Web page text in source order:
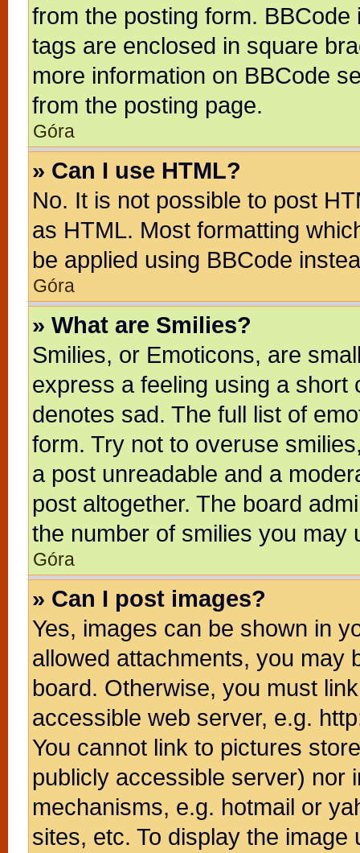
from the posting form.
tags are enclosed in square
more information on BBCode
from the posting page.
Góra
» Can I use HTML?
No. It is not possible to post
as HTML. Most formatting
be applied using BBCode
Góra
» What are Smilies?
Smilies, or Emoticons, are
express a feeling using a short
denotes sad. The full list of
form. Try not to overuse
a post unreadable and a
post altogether. The board
the number of smilies you may
Góra
» Can I post images?
Yes, images can be shown in
allowed attachments, you may
board. Otherwise, you must
accessible web server, e.g.
You cannot link to pictures
publicly accessible server) nor
mechanisms, e.g. hotmail or
sites, etc. To display the